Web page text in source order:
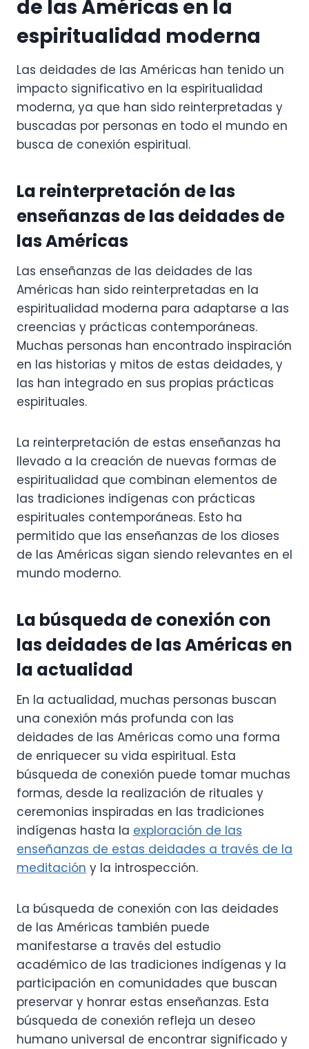
de las Américas en la
espiritualidad moderna
Las deidades de las Américas han tenido un
impacto significativo en la espiritualidad
moderna, ya que han sido reinterpretadas y
buscadas por personas en todo el mundo en
busca de conexión espiritual.
La reinterpretación de las
enseñanzas de las deidades de
las Américas
Las enseñanzas de las deidades de las
Américas han sido reinterpretadas en la
espiritualidad moderna para adaptarse a las
creencias y prácticas contemporáneas.
Muchas personas han encontrado inspiración
en las historias y mitos de estas deidades, y
las han integrado en sus propias prácticas
espirituales.
La reinterpretación de estas enseñanzas ha
llevado a la creación de nuevas formas de
espiritualidad que combinan elementos de
las tradiciones indígenas con prácticas
espirituales contemporáneas. Esto ha
permitido que las enseñanzas de los dioses
de las Américas sigan siendo relevantes en el
mundo moderno.
La búsqueda de conexión con
las deidades de las Américas en
la actualidad
En la actualidad, muchas personas buscan
una conexión más profunda con las
deidades de las Américas como una forma
de enriquecer su vida espiritual. Esta
búsqueda de conexión puede tomar muchas
formas, desde la realización de rituales y
ceremonias inspiradas en las tradiciones
indígenas hasta la exploración de las
enseñanzas de estas deidades a través de la
meditación y la introspección.
La búsqueda de conexión con las deidades
de las Américas también puede
manifestarse a través del estudio
académico de las tradiciones indígenas y la
participación en comunidades que buscan
preservar y honrar estas enseñanzas. Esta
búsqueda de conexión refleja un deseo
humano universal de encontrar significado y